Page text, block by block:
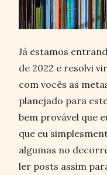
Já estamos
de 2022 e resolvi
com vocês as
planejado para
bem provável que
que eu
algumas no
ler posts assim